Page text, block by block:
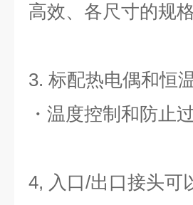
高效、 各尺寸的规
3. 标配热电偶和恒
・温度控制和防止
4, 入口/出口接头可